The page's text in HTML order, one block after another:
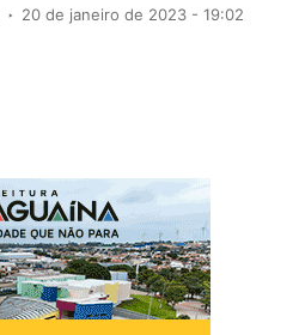
20 de janeiro de 2023 - 19:02